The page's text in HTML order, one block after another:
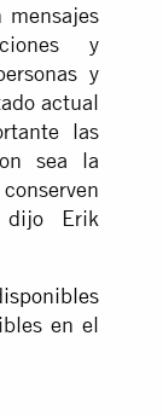
mensajes
y
y
actual
las
sea la
dijo Erik
en el